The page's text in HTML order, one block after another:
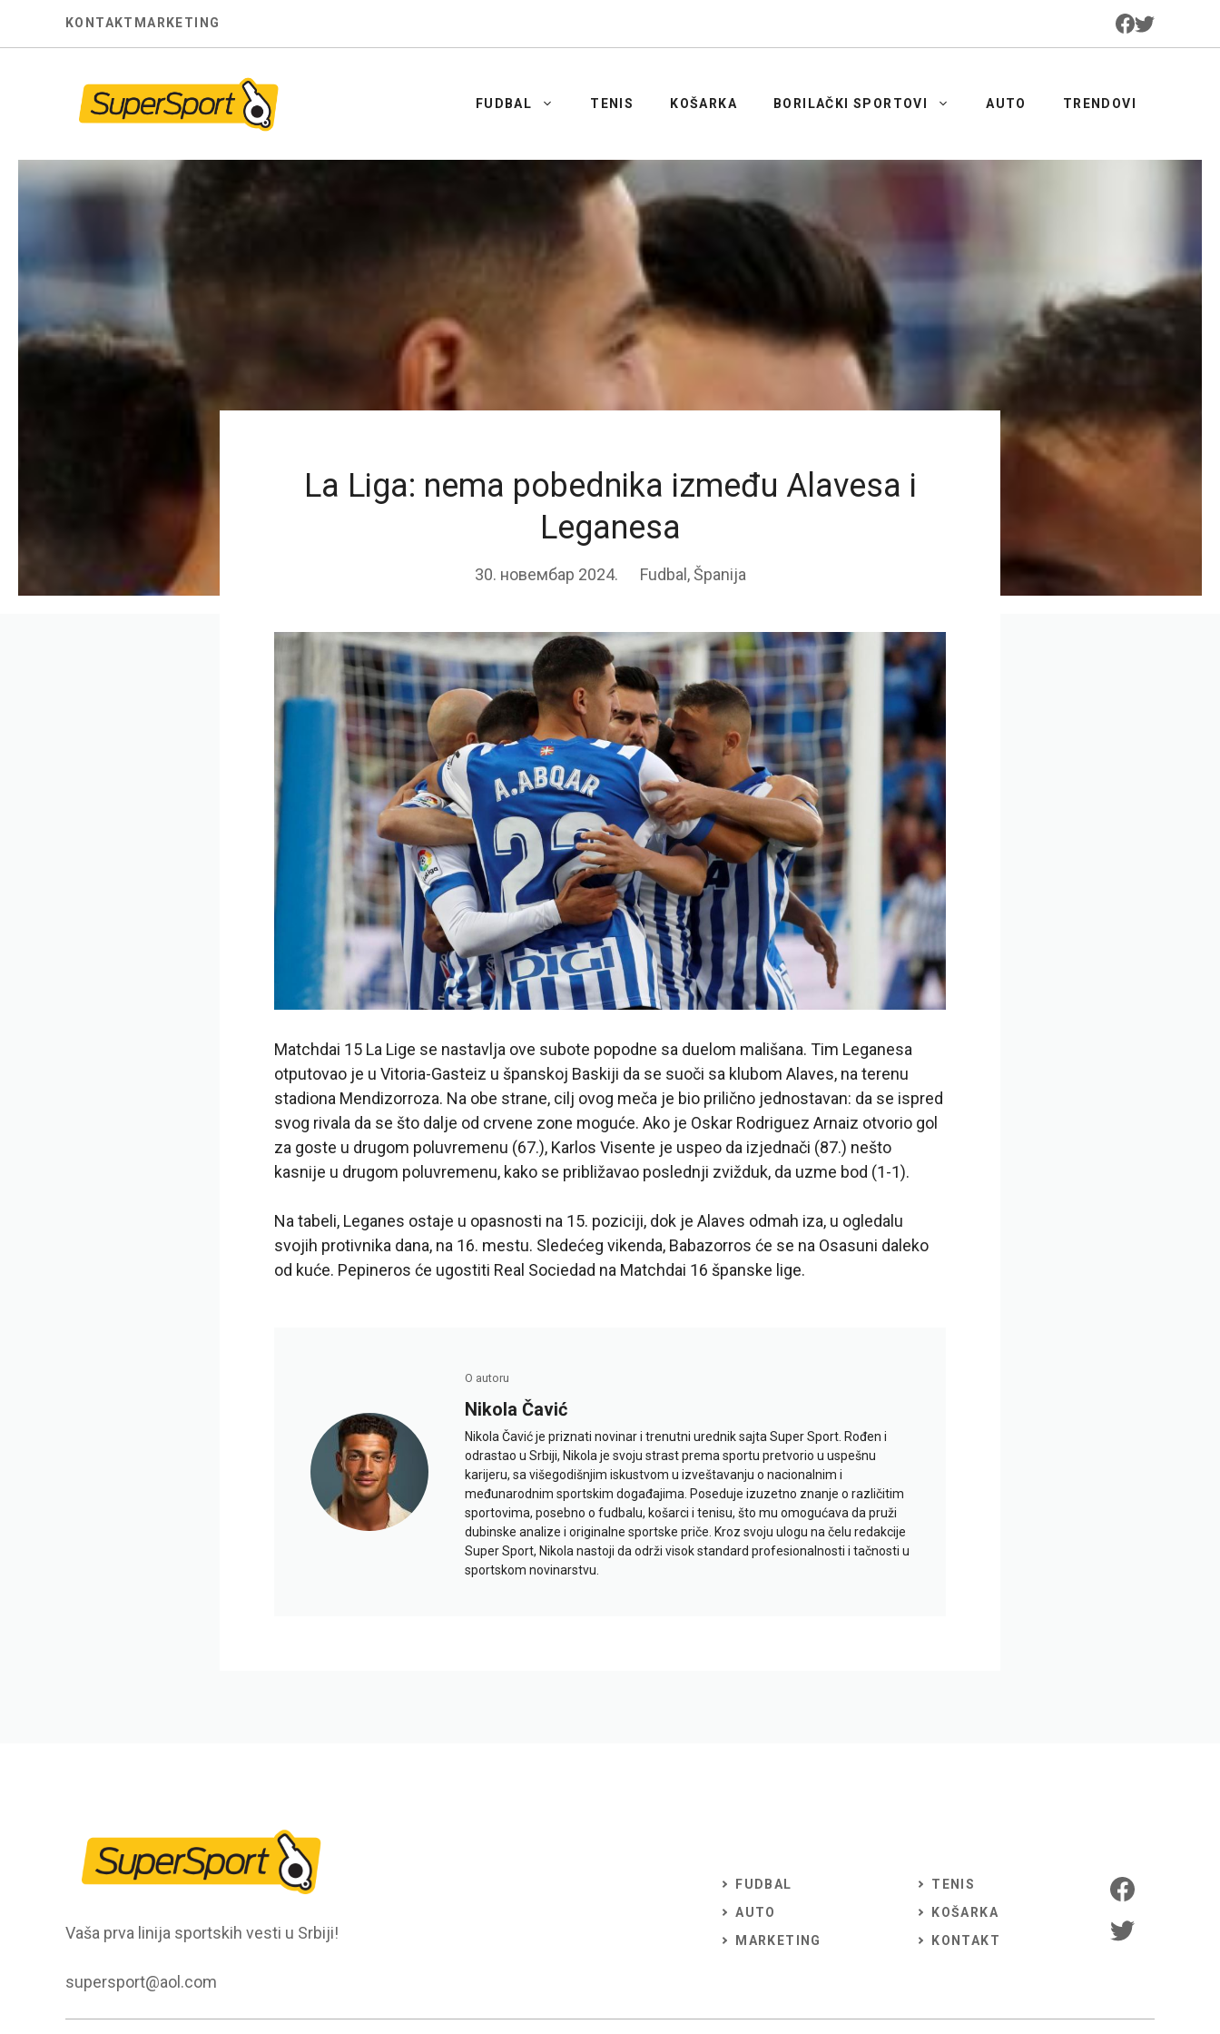
KONTAKT MARKETING
FUDBAL TENIS KOŠARKA BORILAČKI SPORTOVI AUTO TRENDOVI
La Liga: nema pobednika između Alavesa i
Leganesa
30. новембар 2024. Fudbal ,Španija
Matchdai 15 La Lige se nastavlja ove subote popodne sa duelom mališana. Tim Leganesa
otputovao je u Vitoria-Gasteiz u španskoj Baskiji da se suoči sa klubom Alaves, na terenu
stadiona Mendizorroza. Na obe strane, cilj ovog meča je bio prilično jednostavan: da se ispred
svog rivala da se što dalje od crvene zone moguće. Ako je Oskar Rodriguez Arnaiz otvorio gol
za goste u drugom poluvremenu (67.), Karlos Visente je uspeo da izjednači (87.) nešto
kasnije u drugom poluvremenu, kako se približavao poslednji zvižduk, da uzme bod (1-1).
Na tabeli, Leganes ostaje u opasnosti na 15. poziciji, dok je Alaves odmah iza, u ogledalu
svojih protivnika dana, na 16. mestu. Sledećeg vikenda, Babazorros će se na Osasuni daleko
od kuće. Pepineros će ugostiti Real Sociedad na Matchdai 16 španske lige.
O autoru
Nikola Čavić
Nikola Čavić je priznati novinar i trenutni urednik sajta Super Sport. Rođen i
odrastao u Srbiji, Nikola je svoju strast prema sportu pretvorio u uspešnu
karijeru, sa višegodišnjim iskustvom u izveštavanju o nacionalnim i
međunarodnim sportskim događajima. Poseduje izuzetno znanje o različitim
sportovima, posebno o fudbalu, košarci i tenisu, što mu omogućava da pruži
dubinske analize i originalne sportske priče. Kroz svoju ulogu na čelu redakcije
Super Sport, Nikola nastoji da održi visok standard profesionalnosti i tačnosti u
sportskom novinarstvu.
Vaša prva linija sportskih vesti u Srbiji!
supersport@aol.com
FUDBAL
AUTO
MARKETING
TENIS
KOŠARKA
KONTAKT